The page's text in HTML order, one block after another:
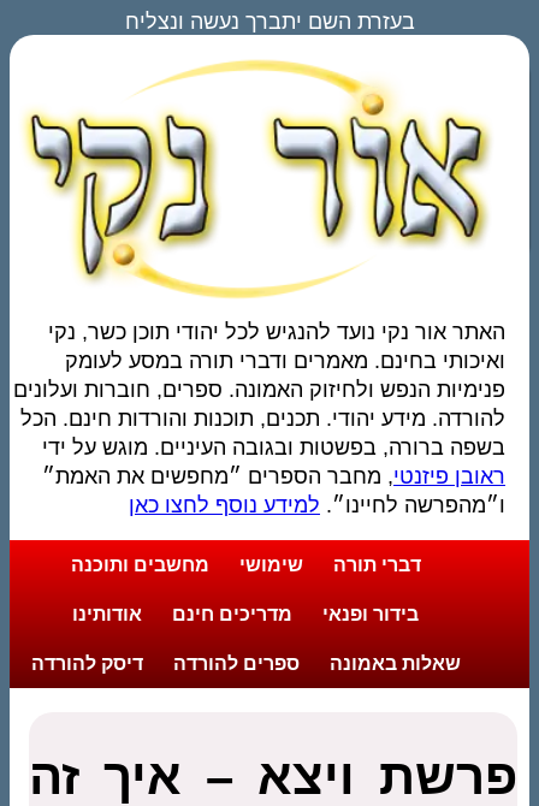
בעזרת השם יתברך נעשה ונצליח
האתר אור נקי נועד להנגיש לכל יהודי תוכן כשר, נקי
ואיכותי בחינם. מאמרים ודברי תורה במסע לעומק
פנימיות הנפש ולחיזוק האמונה. ספרים, חוברות ועלונים
להורדה. מידע יהודי. תכנים, תוכנות והורדות חינם. הכל
בשפה ברורה, בפשטות ובגובה העיניים. מוגש על ידי
ראובן פיזנטי, מחבר הספרים ״מחפשים את האמת״
ו״מהפרשה לחיינו״. למידע נוסף לחצו כאן
דברי תורה שימושי מחשבים ותוכנה
בידור ופנאי מדריכים חינם אודותינו
שאלות באמונה ספרים להורדה דיסק להורדה
פרשת ויצא – איך זה